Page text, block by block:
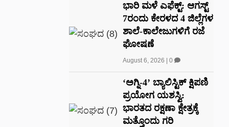
ಭಾರಿ ಮಳೆ ಎಫೆಕ್ಟ್: ಆಗಸ್ಟ್
7ರಂದು ಕೇರಳದ 4 ಜಿಲ್ಲೆಗಳ
ಶಾಲೆ-ಕಾಲೇಜುಗಳಿಗೆ ರಜೆ
ಘೋಷಣೆ
August 6, 2026 0
‘ಅಗ್ನಿ-4’ ಬ್ಯಾಲಿಸ್ಟಿಕ್ ಕ್ಷಿಪಣಿ
ಪ್ರಯೋಗ ಯಶಸ್ವಿ:
ಭಾರತದ ರಕ್ಷಣಾ ಕ್ಷೇತ್ರಕ್ಕೆ
ಮತ್ತೊಂದು ಗರಿ